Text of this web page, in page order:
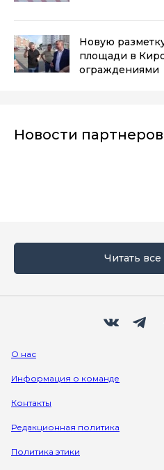
Новую
площади в
ограждениями
Новости партнеров
Читать
О нас
Информация о команде
Контакты
Редакционная политика
Политика этики